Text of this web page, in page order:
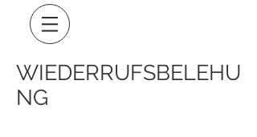
WIEDERRUFSBELEHU
NG